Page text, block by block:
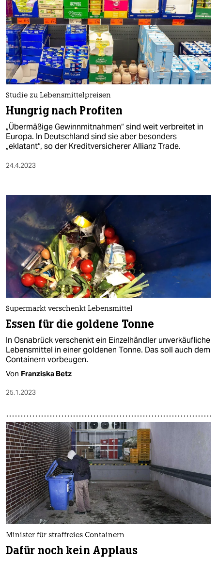
Studie zu Lebensmittelpreisen
Hungrig nach Profiten
„Übermäßige Gewinnmitnahmen“ sind weit verbreitet in
Europa. In Deutschland sind sie aber besonders
„eklatant“, so der Kreditversicherer Allianz Trade.
24.4.2023
Supermarkt verschenkt Lebensmittel
Essen für die goldene Tonne
In Osnabrück verschenkt ein Einzelhändler unverkäufliche
Lebensmittel in einer goldenen Tonne. Das soll auch dem
Containern vorbeugen.
Von Franziska Betz
25.1.2023
Minister für straffreies Containern
Dafür noch kein Applaus